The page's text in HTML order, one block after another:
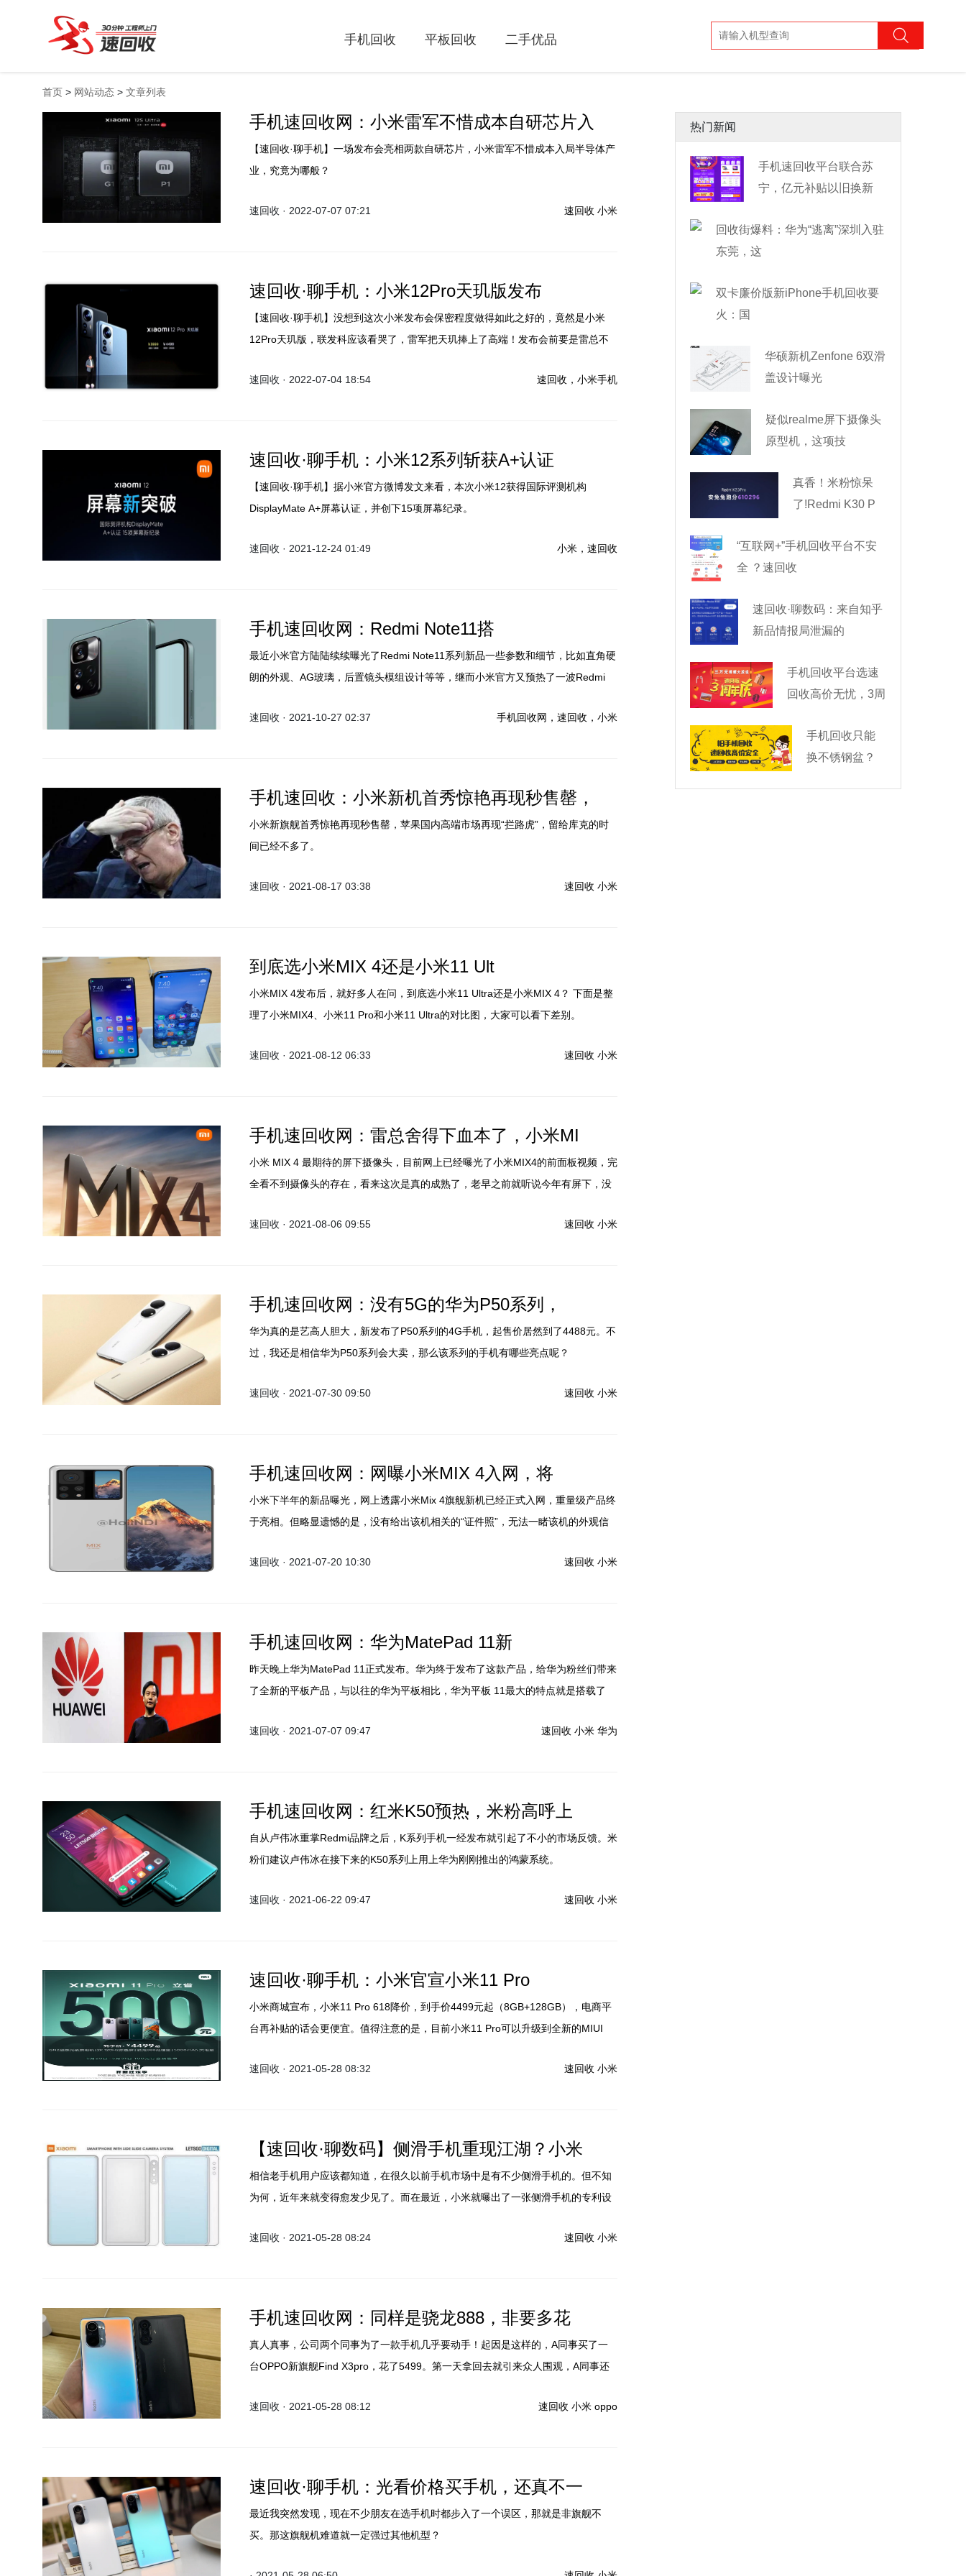
手机回收 平板回收 二手优品
首页 > 网站动态 > 文章列表
手机速回收网：小米雷军不惜成本自研芯片入
【速回收·聊手机】一场发布会亮相两款自研芯片，小米雷军不惜成本入局半导体产
业，究竟为哪般？
速回收 · 2022-07-07 07:21 速回收 小米
速回收·聊手机：小米12Pro天玑版发布
【速回收·聊手机】没想到这次小米发布会保密程度做得如此之好的，竟然是小米
12Pro天玑版，联发科应该看哭了，雷军把天玑捧上了高端！发布会前要是雷总不
速回收 · 2022-07-04 18:54
速回收，小米手机
速回收·聊手机：小米12系列斩获A+认证
【速回收·聊手机】据小米官方微博发文来看，本次小米12获得国际评测机构
DisplayMate A+屏幕认证，并创下15项屏幕纪录。
速回收 · 2021-12-24 01:49 小米，速回收
手机速回收网：Redmi Note11搭
最近小米官方陆陆续续曝光了Redmi Note11系列新品一些参数和细节，比如直角硬
朗的外观、AG玻璃，后置镜头模组设计等等，继而小米官方又预热了一波Redmi
然而Redmi Note11系列还没发布，小米官方又放出了一系列重磅的参数配置信息，
速回收 · 2021-10-27 02:37 手机回收网，速回收，小米
手机速回收：小米新机首秀惊艳再现秒售罄，
小米新旗舰首秀惊艳再现秒售罄，苹果国内高端市场再现“拦路虎”，留给库克的时
间已经不多了。
速回收 · 2021-08-17 03:38 速回收 小米
到底选小米MIX 4还是小米11 Ult
小米MIX 4发布后，就好多人在问，到底选小米11 Ultra还是小米MIX 4？ 下面是整
理了小米MIX4、小米11 Pro和小米11 Ultra的对比图，大家可以看下差别。
速回收 · 2021-08-12 06:33 速回收 小米
手机速回收网：雷总舍得下血本了，小米MI
小米 MIX 4 最期待的屏下摄像头，目前网上已经曝光了小米MIX4的前面板视频，完
全看不到摄像头的存在，看来这次是真的成熟了，老早之前就听说今年有屏下，没
头了，这个真全面屏普及的任务就交给小米红米了。
速回收 · 2021-08-06 09:55 速回收 小米
手机速回收网：没有5G的华为P50系列，
华为真的是艺高人胆大，新发布了P50系列的4G手机，起售价居然到了4488元。不
过，我还是相信华为P50系列会大卖，那么该系列的手机有哪些亮点呢？
速回收 · 2021-07-30 09:50 速回收 小米
手机速回收网：网曝小米MIX 4入网，将
小米下半年的新品曝光，网上透露小米Mix 4旗舰新机已经正式入网，重量级产品终
于亮相。但略显遗憾的是，没有给出该机相关的“证件照”，无法一睹该机的外观信
速回收 · 2021-07-20 10:30
速回收 小米
手机速回收网：华为MatePad 11新
昨天晚上华为MatePad 11正式发布。华为终于发布了这款产品，给华为粉丝们带来
了全新的平板产品，与以往的华为平板相比，华为平板 11最大的特点就是搭载了
速回收 · 2021-07-07 09:47
速回收 小米 华为
手机速回收网：红米K50预热，米粉高呼上
自从卢伟冰重掌Redmi品牌之后，K系列手机一经发布就引起了不小的市场反馈。米
粉们建议卢伟冰在接下来的K50系列上用上华为刚刚推出的鸿蒙系统。
速回收 · 2021-06-22 09:47 速回收 小米
速回收·聊手机：小米官宣小米11 Pro
小米商城宣布，小米11 Pro 618降价，到手价4499元起（8GB+128GB），电商平
台再补贴的话会更便宜。值得注意的是，目前小米11 Pro可以升级到全新的MIUI
速回收 · 2021-05-28 08:32
速回收 小米
【速回收·聊数码】侧滑手机重现江湖？小米
相信老手机用户应该都知道，在很久以前手机市场中是有不少侧滑手机的。但不知
为何，近年来就变得愈发少见了。而在最近，小米就曝出了一张侧滑手机的专利设
速回收 · 2021-05-28 08:24
速回收 小米
手机速回收网：同样是骁龙888，非要多花
真人真事，公司两个同事为了一款手机几乎要动手！起因是这样的，A同事买了一
台OPPO新旗舰Find X3pro，花了5499。第一天拿回去就引来众人围观，A同事还
速回收 · 2021-05-28 08:12
速回收 小米 oppo
速回收·聊手机：光看价格买手机，还真不一
最近我突然发现，现在不少朋友在选手机时都步入了一个误区，那就是非旗舰不
买。那这旗舰机难道就一定强过其他机型？
热门新闻
手机速回收平台联合苏
宁，亿元补贴以旧换新
回收街爆料：华为“逃离”深圳入驻
东莞，这
双卡廉价版新iPhone手机回收要
火：国
华硕新机Zenfone 6双滑
盖设计曝光
疑似realme屏下摄像头
原型机，这项技
真香！米粉惊呆
了!Redmi K30 P
“互联网+”手机回收平台不安
全 ？速回收
速回收·聊数码：来自知乎
新品情报局泄漏的
手机回收平台选速
回收高价无忧，3周
手机回收只能
换不锈钢盆？